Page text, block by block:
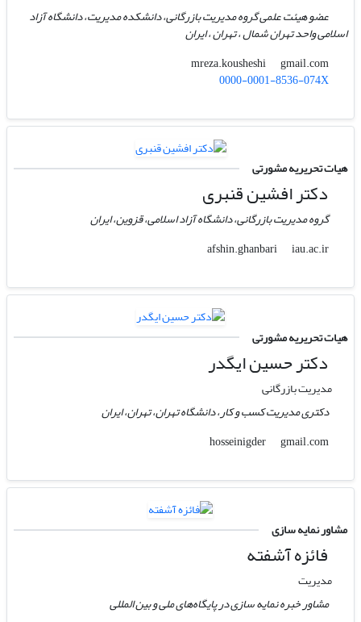
عضو هیئت علمی گروه مدیریت بازرگانی، دانشکده مدیریت، دانشگاه آزاد
اسلامی واحد تهران شمال ، تهران ، ایران
mreza.kousheshi
gmail.com
0000-0001-8536-074X
هیات تحریریه مشورتی
دکتر افشین قنبری
گروه مدیریت بازرگانی، دانشگاه آزاد اسلامی، قزوین، ایران
afshin.ghanbari
iau.ac.ir
هیات تحریریه مشورتی
دکتر حسین ایگدر
مدیریت بازرگانی
دکتری مدیریت کسب و کار، دانشگاه تهران، تهران، ایران
hosseinigder
gmail.com
مشاور نمایه سازی
فائزه آشفته
مدیریت
مشاور خبره نمایه سازی در پایگاه‌های ملی و بین المللی